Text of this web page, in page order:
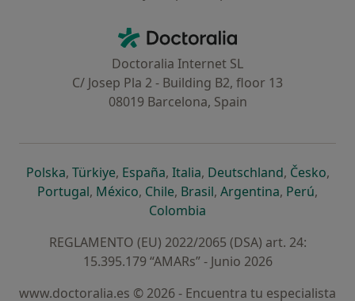
Doctoralia - Página de inicio
Doctoralia Internet SL
C/ Josep Pla 2 - Building B2, floor 13
08019 Barcelona, Spain
Polskase abre en una nueva pestaña
, Türkiyese abre en una nueva pestaña
, Españase abre en una nueva pestaña
, Italiase abre en una nueva
, Deutschlandse abre en
, Českose
,
Portugalse abre en una nueva pestaña
, Méxicose abre en una nueva pestaña
, Chilese abre en una nueva pestaña
, Brasilse abre en una nueva
, Argentinase abre en
, Perúse
,
Colombia
REGLAMENTO (EU) 2022/2065 (DSA) art. 24:
15.395.179 “AMARs” - Junio 2026
www.doctoralia.es © 2026 - Encuentra tu especialista